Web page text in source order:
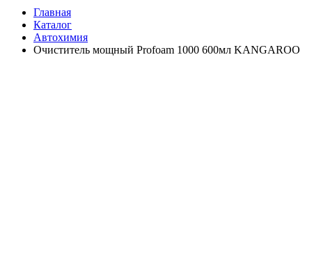
Главная
Каталог
Автохимия
Очиститель мощный Profoam 1000 600мл KANGAROO